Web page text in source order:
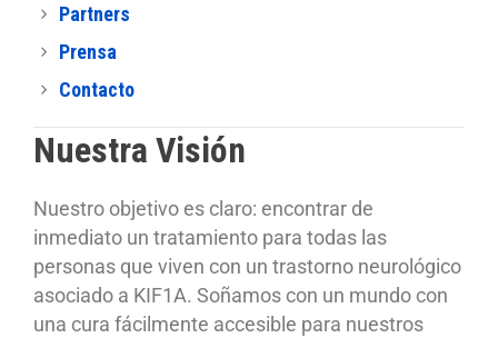
Partners
Prensa
Contacto
Nuestra Visión
Nuestro objetivo es claro: encontrar de
inmediato un tratamiento para todas las
personas que viven con un trastorno neurológico
asociado a KIF1A. Soñamos con un mundo con
una cura fácilmente accesible para nuestros